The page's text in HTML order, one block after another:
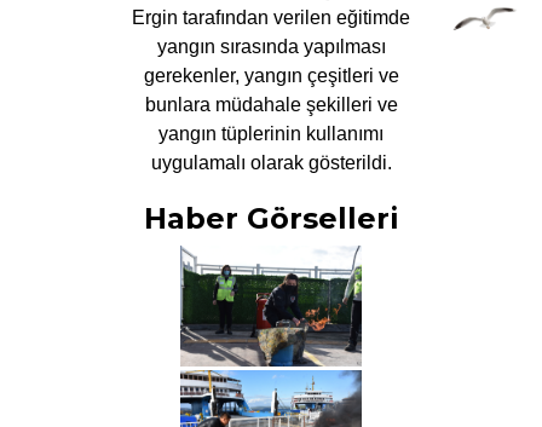
Ergin tarafından verilen eğitimde
yangın sırasında yapılması
gerekenler, yangın çeşitleri ve
bunlara müdahale şekilleri ve
yangın tüplerinin kullanımı
uygulamalı olarak gösterildi.
Haber Görselleri